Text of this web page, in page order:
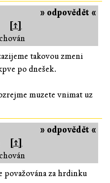
» odpovědět «
[↑]
takovou zmeni
po dnešek.
muzete vnimat uz
» odpovědět «
[↑]
považována za hrdinku